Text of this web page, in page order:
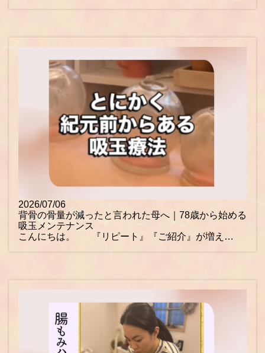
2026/07/06
背骨の骨量が減ったと言われた母へ｜78歳から始める
吸玉メンテナンス
こんにちは。 『リピート』『ご紹介』が増え…